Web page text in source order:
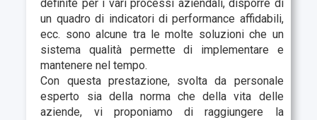
definite per i vari processi aziendali, disporre di
un quadro di indicatori di performance affidabili,
ecc. sono alcune tra le molte soluzioni che un
sistema qualità permette di implementare e
mantenere nel tempo.
Con questa prestazione, svolta da personale
esperto sia della norma che della vita delle
aziende, vi proponiamo di raggiungere la